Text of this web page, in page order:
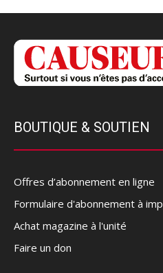
BOUTIQUE & SOUTIEN
Offres d’abonnement en ligne
Formulaire d'abonnement à
Achat magazine à l'unité
Faire un don